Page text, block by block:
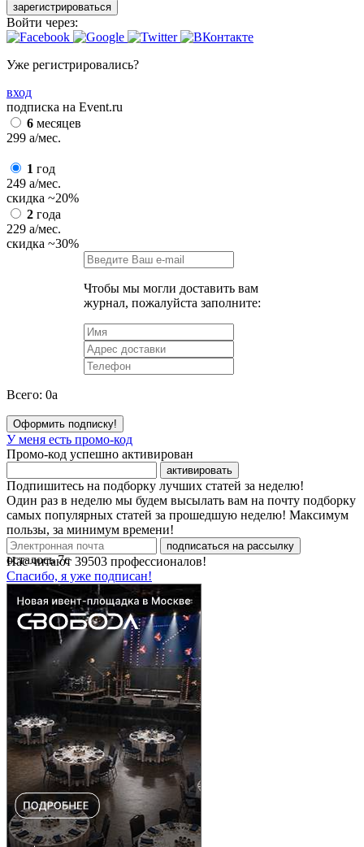
зарегистрироваться
Войти через:
Уже регистрировались?
вход
подписка на Event.ru
6 месяцев
299 a/мес.
1 год
249 a/мес.
скидка ~20%
2 года
229 a/мес.
скидка ~30%
Чтобы мы могли доставить вам
журнал, пожалуйста заполните:
Всего: 0a
Оформить подписку!
У меня есть промо-код
Промо-код успешно активирован
активировать
Подпишитесь на подборку лучших статей за неделю!
Один раз в неделю мы будем высылать вам на почту подборку
самых популярных статей за прошедшую неделю! Максимум
пользы, за минимум времени!
подписаться на рассылку
Нас читают 39503 профессионалов!
Спасибо, я уже подписан!
осталось7с